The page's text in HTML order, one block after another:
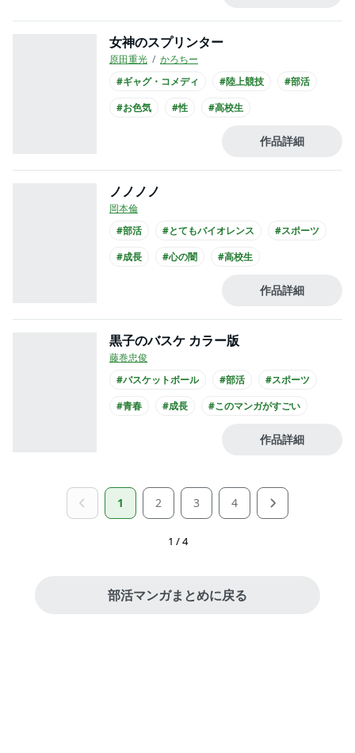
女神のスプリンター
原田重光
かろちー
#ギャグ・コメディ
#陸上競技
#部活
#お色気
#性 #高校生
作品詳細
ノノノノ
岡本倫
#部活
#とてもバイオレンス
#スポーツ
#成長
#心の闇 #高校生
作品詳細
黒子のバスケ カラー版
藤巻忠俊
#バスケットボール
#部活
#スポーツ
#青春
#成長
#このマンガがすごい
#書店員が選んだコミック作品詳細
1 2 3 4
1 / 4
部活マンガまとめに戻る